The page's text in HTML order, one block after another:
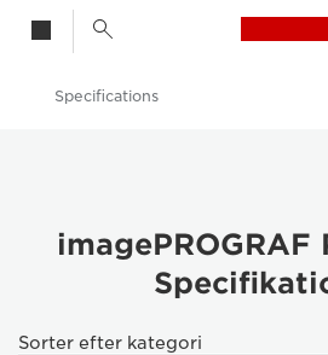
Specifications
imagePROGRAF
Sorter efter kategori